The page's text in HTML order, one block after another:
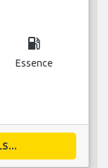
local_gas_station
Essence